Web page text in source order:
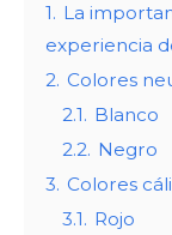
1. La
experiencia
2. Colores
2.1. Blanco
2.2. Negro
3. Colores
3.1. Rojo